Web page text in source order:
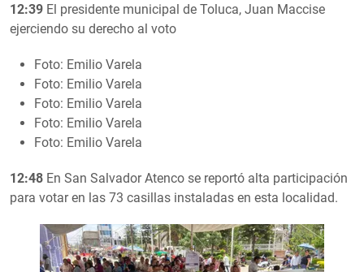
12:39 El presidente municipal de Toluca, Juan Maccise
ejerciendo su derecho al voto
Foto: Emilio Varela
Foto: Emilio Varela
Foto: Emilio Varela
Foto: Emilio Varela
Foto: Emilio Varela
12:48 En San Salvador Atenco se reportó alta participación
para votar en las 73 casillas instaladas en esta localidad.